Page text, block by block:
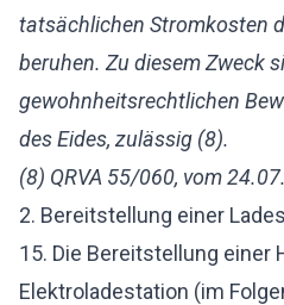
tatsächlichen Stromkosten
beruhen. Zu diesem Zweck
gewohnheitsrechtlichen
des Eides, zulässig (8).
(8) QRVA 55/060, vom
2. Bereitstellung einer
15. Die Bereitstellung einer
Elektroladestation (im